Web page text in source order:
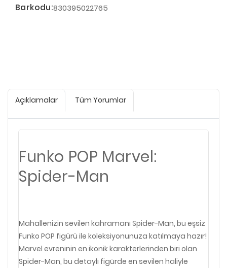
Barkodu:830395022765
Açıklamalar Tüm Yorumlar
Funko POP Marvel:
Spider-Man
Mahallenizin sevilen kahramanı Spider-Man, bu eşsiz
Funko POP figürü ile koleksiyonunuza katılmaya hazır!
Marvel evreninin en ikonik karakterlerinden biri olan
Spider-Man, bu detaylı figürde en sevilen haliyle